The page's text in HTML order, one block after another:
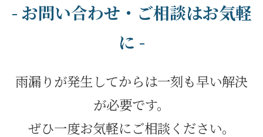
- お問い合わせ・ご相談はお気軽
に -
雨漏りが発生してからは一刻も早い解決
が必要です。
ぜひ一度お気軽にご相談ください。